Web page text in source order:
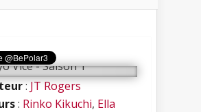
: JT Rogers
: Rinko Kikuchi, Ella